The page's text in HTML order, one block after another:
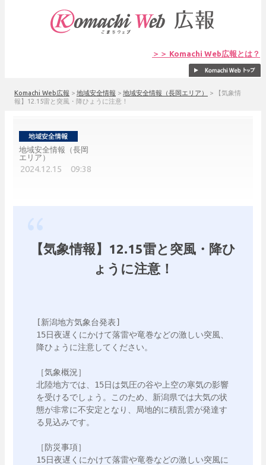
＞＞ Komachi Web広報とは？
Komachi Web広報 > 地域安全情報 > 地域安全情報（長岡エリア） >
【気象情
報】12.15雷と突風・降ひょうに注意！
地域安全情報（長岡
エリア）
2024.12.15 09:38
【気象情報】12.15雷と突風・降ひ
ょうに注意！
[新潟地方気象台発表]
15日夜遅くにかけて落雷や竜巻などの激しい突風、
降ひょうに注意してください。
［気象概況］
北陸地方では、15日は気圧の谷や上空の寒気の影響
を受けるでしょう。このため、新潟県では大気の状
態が非常に不安定となり、局地的に積乱雲が発達す
る見込みです。
［防災事項］
15日夜遅くにかけて落雷や竜巻などの激しい突風に